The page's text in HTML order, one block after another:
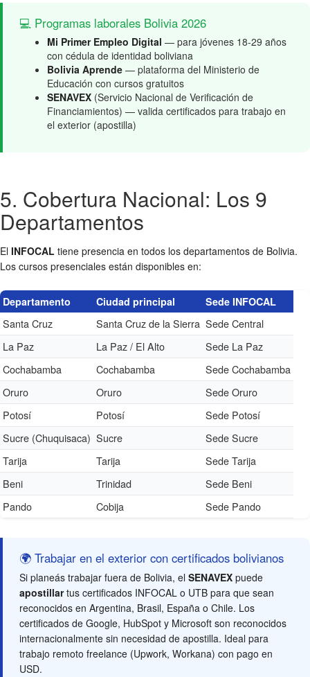
💻 Programas laborales Bolivia 2026
Mi Primer Empleo Digital — para jóvenes 18-29 años
con cédula de identidad boliviana
Bolivia Aprende — plataforma del Ministerio de
Educación con cursos gratuitos
SENAVEX (Servicio Nacional de Verificación de
Financiamientos) — valida certificados para trabajo en
el exterior (apostilla)
5. Cobertura Nacional: Los 9
Departamentos
El INFOCAL tiene presencia en todos los departamentos de Bolivia.
Los cursos presenciales están disponibles en:
Departamento Ciudad principal Sede INFOCAL
Santa Cruz Santa Cruz de la Sierra Sede Central
La Paz
La Paz / El Alto
Sede La Paz
Cochabamba
Cochabamba
Sede Cochabamba
Oruro
Oruro
Sede Oruro
Potosí
Potosí
Sede Potosí
Sucre (Chuquisaca) Sucre
Sede Sucre
Tarija
Tarija
Sede Tarija
Beni
Trinidad
Sede Beni
Pando
Cobija Sede Pando
🌍 Trabajar en el exterior con certificados bolivianos
Si planeás trabajar fuera de Bolivia, el SENAVEX puede
apostillartus certificados INFOCAL o UTB para que sean
reconocidos en Argentina, Brasil, España o Chile. Los
certificados de Google, HubSpot y Microsoft son reconocidos
internacionalmente sin necesidad de apostilla. Ideal para
trabajo remoto freelance (Upwork, Workana) con pago en
USD.